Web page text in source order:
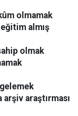
olmamak
almış
olmak
araştırması